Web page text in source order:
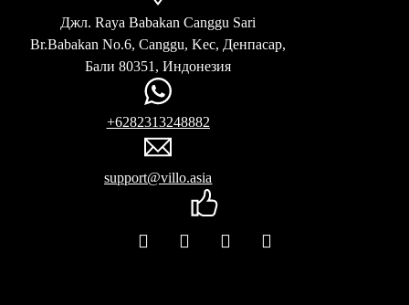
Джл. Raya Babakan Canggu Sari
Br.Babakan No.6, Canggu, Kec, Денпасар,
Бали 80351, Индонезия
+6282313248882
support@villo.asia